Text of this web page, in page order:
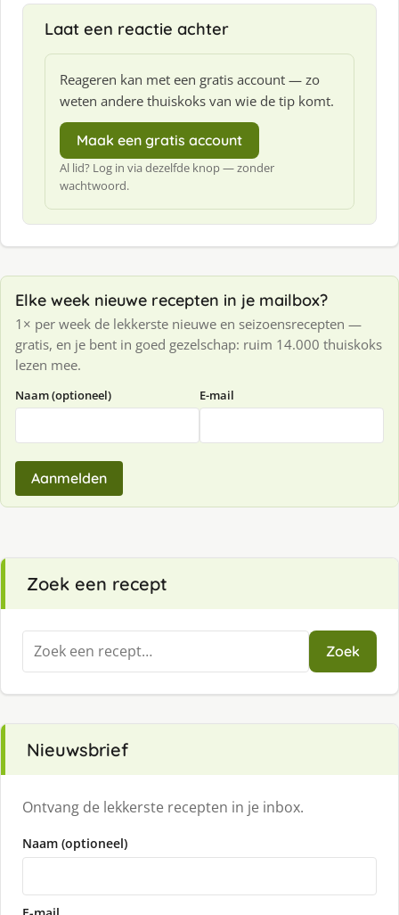
Laat een reactie achter
Reageren kan met een gratis account — zo
weten andere thuiskoks van wie de tip komt.
Maak een gratis account
Al lid? Log in via dezelfde knop — zonder
wachtwoord.
Elke week nieuwe recepten in je mailbox?
1× per week de lekkerste nieuwe en seizoensrecepten —
gratis, en je bent in goed gezelschap: ruim 14.000 thuiskoks
lezen mee.
Naam (optioneel) E-mail
Aanmelden
Zoek een recept
Zoeken
naar:
Zoek
Nieuwsbrief
Ontvang de lekkerste recepten in je inbox.
Naam (optioneel)